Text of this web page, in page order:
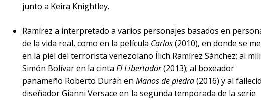
junto a Keira Knightley.
Ramírez a interpretado a varios personajes basados en
de la vida real, como en la película Carlos(2010), en donde se
en la piel del terrorista venezolano Ílich Ramírez Sánchez; al
Simón Bolívar en la cinta El Libertador(2013); al boxeador
panameño Roberto Durán en Manos de piedra(2016) y al
diseñador Gianni Versace en la segunda temporada de la serie